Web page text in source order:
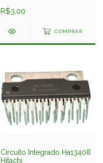
R$3,00
COMPRAR
Circuito Integrado Ha13408
Hitachi